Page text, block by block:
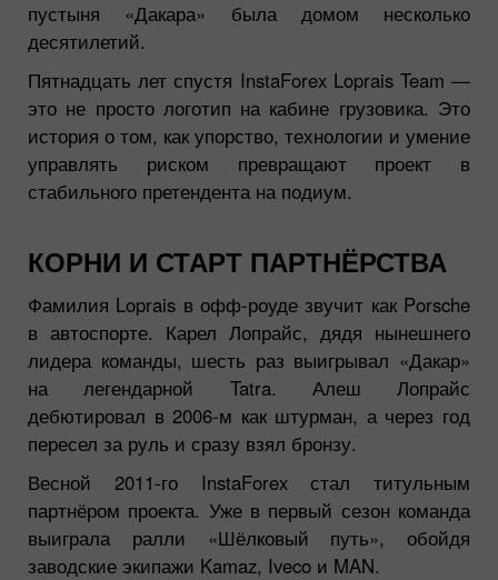
пустыня «Дакара» была домом несколько
десятилетий.
Пятнадцать лет спустя InstaForex Loprais Team —
это не просто логотип на кабине грузовика. Это
история о том, как упорство, технологии и умение
управлять риском превращают проект в
стабильного претендента на подиум.
КОРНИ И СТАРТ ПАРТНЁРСТВА
Фамилия Loprais в офф-роуде звучит как Porsche
в автоспорте. Карел Лопрайс, дядя нынешнего
лидера команды, шесть раз выигрывал «Дакар»
на легендарной Tatra. Алеш Лопрайс
дебютировал в 2006-м как штурман, а через год
пересел за руль и сразу взял бронзу.
Весной 2011-го InstaForex стал титульным
партнёром проекта. Уже в первый сезон команда
выиграла ралли «Шёлковый путь», обойдя
заводские экипажи Kamaz, Iveco и MAN.